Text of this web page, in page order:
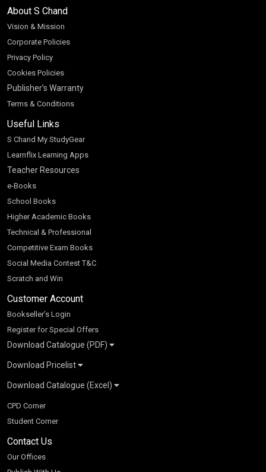
About S Chand
Vision & Mission
Corporate Policies
Privacy Policy
Cookies Policies
Publisher’s Warranty
Terms & Conditions
Useful Links
S Chand My StudyGear
Learnflix Learning Apps
Teacher Resources
e-Books
School Books
Higher Academic Books
Technical & Professional
Competitive Exam Books
Social Media Contest T&C
Scratch and Win
Customer Account
Bookseller’s Login
Register for Special Offers
Download Catalogue (PDF)
School Books
K-8 2026
CBSE 9-12 – 2026
Higher Education
SChand HE Catalogue 2026
S Chand - Civil & Mechanical Engineering 2026
S Chand - Commerce & Management 2026
S Chand - Competitive Examinations-TestPrep 2026
Vikas HE Catalogue 2026
Vikas - Commerce & Management 2026
Vikas - Engineering & Technology 2026
Download Pricelist
S Chand HE books Pricelist 2026
Download Catalogue (Excel)
School Books
Higher Education
Tech Professional
Competitive Books
Children Books
CPD Corner
Student Corner
Contact Us
Our Offices